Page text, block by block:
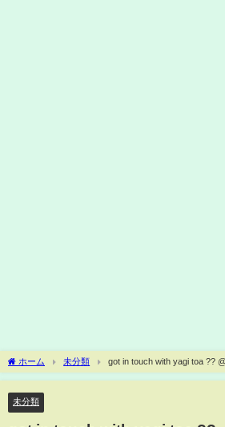
ホーム 未分類
got in touch with yagi toa ??
が見たかった青空 #八木仁愛#KATSEYE
未分類